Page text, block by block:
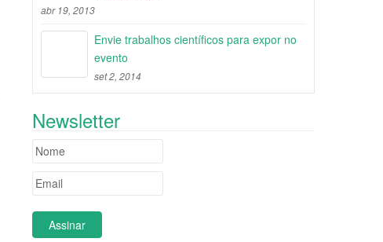
abr 19, 2013
Envie trabalhos científicos para expor no
evento
set 2, 2014
Newsletter